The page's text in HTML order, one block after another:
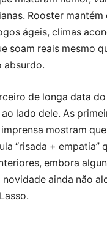
Rooster mantém
ágeis, climas
soam reais mesmo
absurdo.
de longa data
lado dele. As
mostram
“risada + empatia”
embora
novidade ainda não